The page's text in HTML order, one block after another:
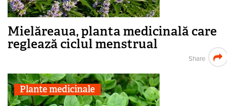
Mielăreaua, planta medicinală care
reglează ciclul menstrual
Share
Plante medicinale